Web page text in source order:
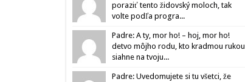
poraziť tento židovský moloch, tak
volte podľa progra...
Padre: A ty, mor ho! – hoj, mor ho!
detvo môjho rodu, kto kradmou rukou
siahne na tvoju...
Padre: Uvedomujete si tu všetci, že